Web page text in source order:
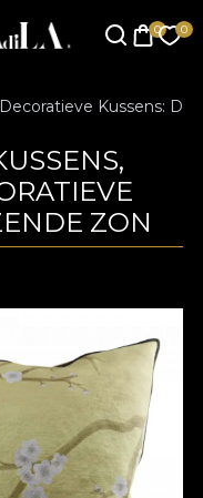
Kussens: De
ZON